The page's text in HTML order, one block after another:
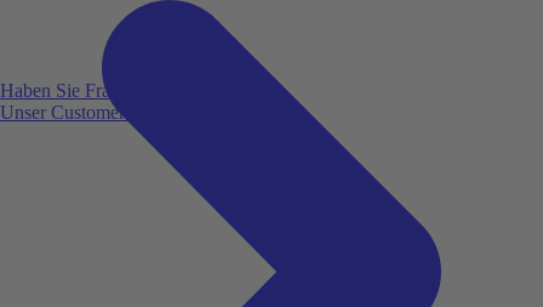
Haben Sie Fragen?
Unser Customer Service ist für Sie da!